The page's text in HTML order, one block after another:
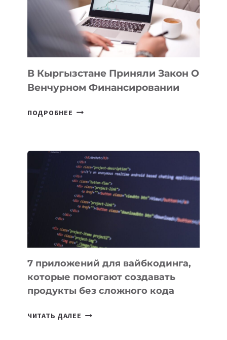
FINANCE
&
TECHNOLOGY
FORUM
В Кыргызстане Приняли Закон О
Венчурном Финансировании
ПОДРОБНЕЕ В
О
ВЕНЧУРНОМ
ФИНАНСИРОВАНИИ
7 приложений для вайбкодинга,
которые помогают создавать
продукты без сложного кода
ЧИТАТЬ ДАЛЕЕ